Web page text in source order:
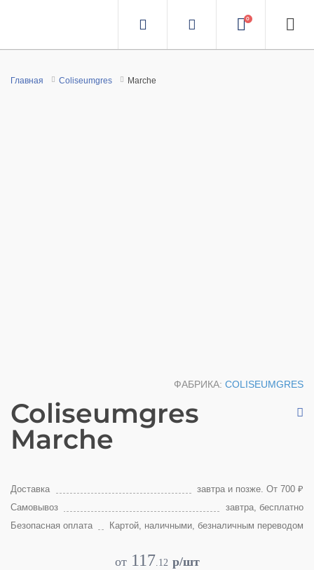
0
Главная Coliseumgres Marche
ФАБРИКА: COLISEUMGRES
Coliseumgres
Marche
Доставка
завтра и позже. От 700 ₽
Самовывоз
завтра, бесплатно
Безопасная оплата
Картой, наличными, безналичным переводом
от 117.12 p/шт